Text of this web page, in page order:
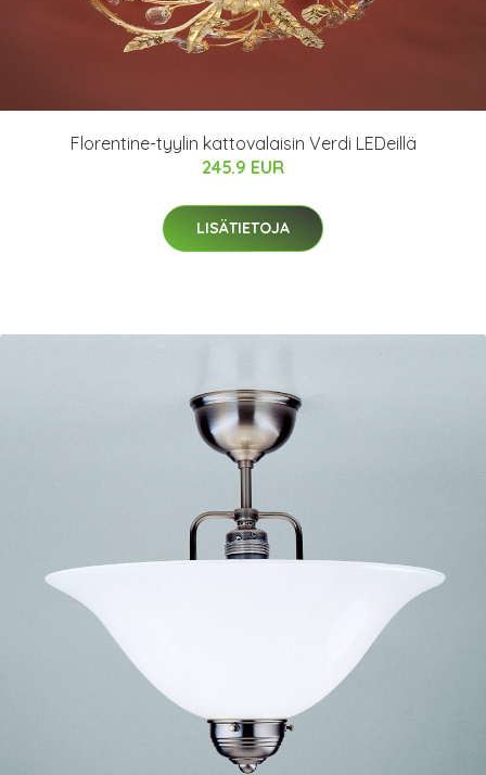
Florentine-tyylin kattovalaisin Verdi LEDeillä
245.9 EUR
LISÄTIETOJA